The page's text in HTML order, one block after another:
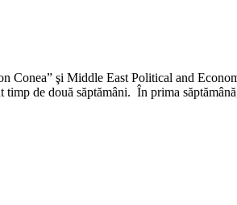
şi Middle East Political and
de două săptămâni. În prima